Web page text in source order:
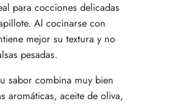
para cocciones delicadas
Al cocinarse con
mejor su textura y no
pesadas.
sabor combina muy bien
aromáticas, aceite de oliva,